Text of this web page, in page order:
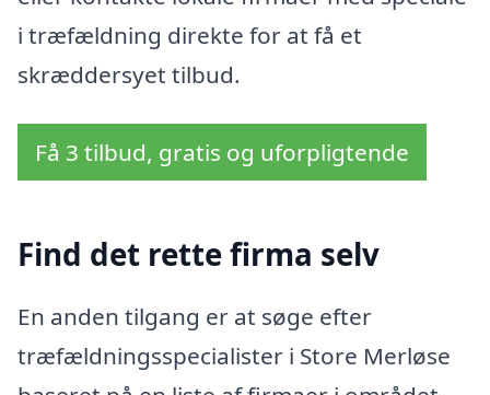
i træfældning direkte for at få et
skræddersyet tilbud.
Få 3 tilbud, gratis og uforpligtende
Find det rette firma selv
En anden tilgang er at søge efter
træfældningsspecialister i Store Merløse